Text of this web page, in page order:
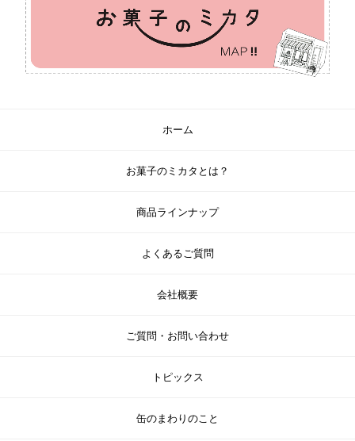
ホーム
お菓子のミカタとは？
商品ラインナップ
よくあるご質問
会社概要
ご質問・お問い合わせ
トピックス
缶のまわりのこと